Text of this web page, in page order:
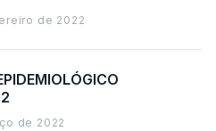
de 2022
de 2022